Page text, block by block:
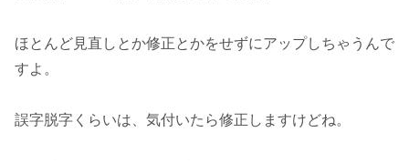
ほとんど見直しとか修正とかをせずにアップしちゃうんで
すよ。
誤字脱字くらいは、気付いたら修正しますけどね。